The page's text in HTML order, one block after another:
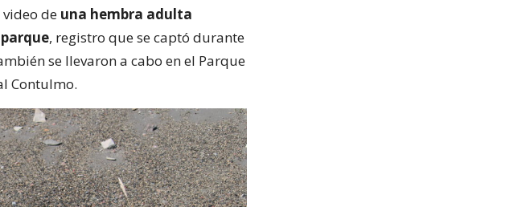
de una hembra adulta
, registro que se captó durante
se llevaron a cabo en el Parque
Contulmo.